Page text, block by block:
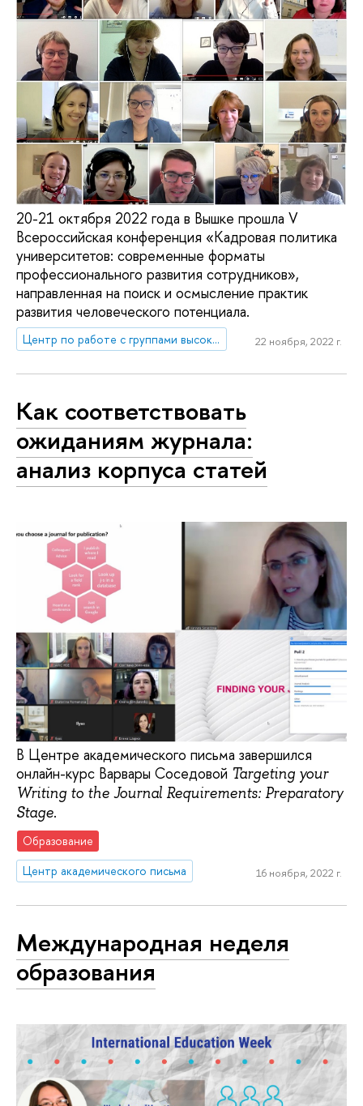
20-21 октября 2022 года в Вышке прошла V
Всероссийская конференция «Кадровая политика
университетов: современные форматы
профессионального развития сотрудников»,
направленная на поиск и осмысление практик
развития человеческого потенциала.
Центр по работе с группами высокого профессионального потенциала 22 ноября, 2022 г.
Как соответствовать
ожиданиям журнала:
анализ корпуса статей
В Центре академического письма завершился
онлайн-курс Варвары Соседовой Targeting your
Writing to the Journal Requirements: Preparatory
Stage.
Образование
Центр академического письма
16 ноября, 2022 г.
Международная неделя
образования